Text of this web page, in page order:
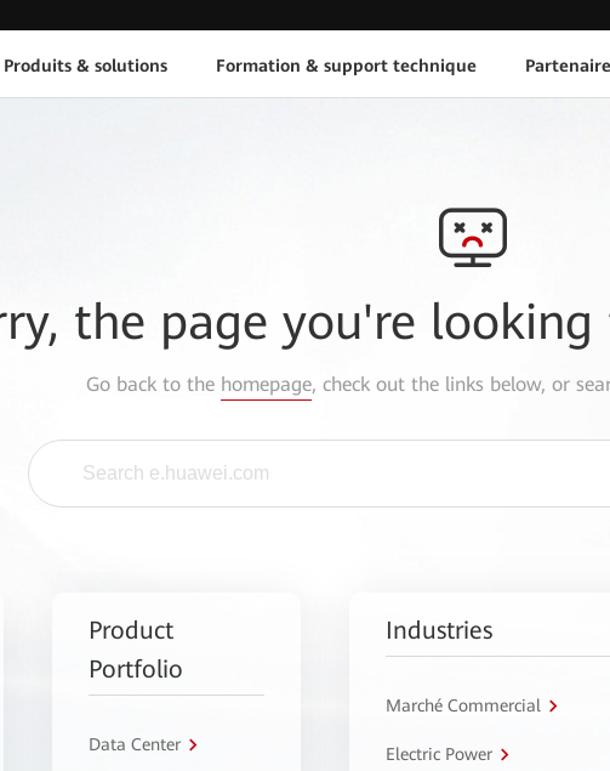
Produits & solutions Formation & support technique
the page you're
Go back to the homepage, check out the links below, or
Product
Portfolio
Data Center
Industries
Marché Commercial
Electric Power